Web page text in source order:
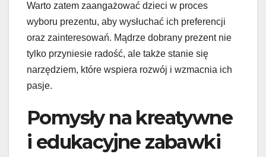
Warto zatem zaangażować dzieci w proces
wyboru prezentu, aby wysłuchać ich preferencji
oraz zainteresowań. Mądrze dobrany prezent nie
tylko przyniesie radość, ale także stanie się
narzędziem, które wspiera rozwój i wzmacnia ich
pasje.
Pomysły na kreatywne
i edukacyjne zabawki